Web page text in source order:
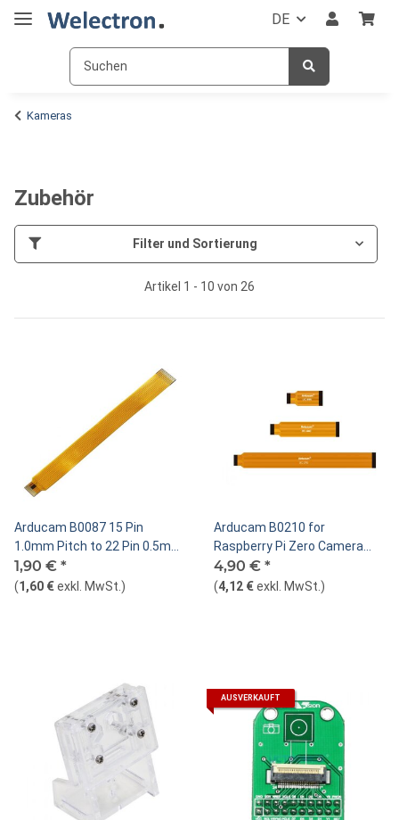
DE
Kameras
Zubehör
Filter und Sortierung
Artikel 1 - 10 von 26
Arducam B0087 15 Pin
1.0mm Pitch to 22 Pin 0.5mm
Camera Cable for Raspberry
Pi Zero Version 1.3 Specific
1,90 € *
(1,60 €exkl. MwSt. )
Arducam B0210 for
Raspberry Pi Zero Camera
Cable Set
4,90 € *
(4,12 €exkl. MwSt. )
AUSVERKAUFT